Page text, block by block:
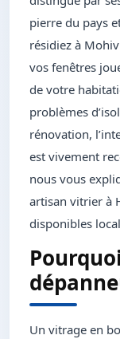
pierre du pays
résidiez à
vos fenêtres
de votre
problèmes
rénovation,
est vivement
nous vous
artisan vitrier à
disponibles
Un vitrage en